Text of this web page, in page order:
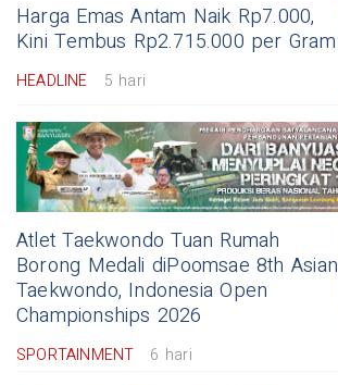
Harga Emas Antam Naik Rp7.000,
Kini Tembus Rp2.715.000 per Gram
HEADLINE 5 hari
Atlet Taekwondo Tuan Rumah
Borong Medali diPoomsae 8th Asian
Taekwondo, Indonesia Open
Championships 2026
SPORTAINMENT 6 hari